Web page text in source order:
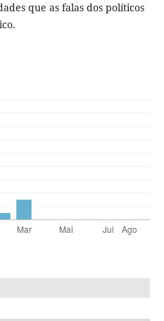
que as falas dos políticos